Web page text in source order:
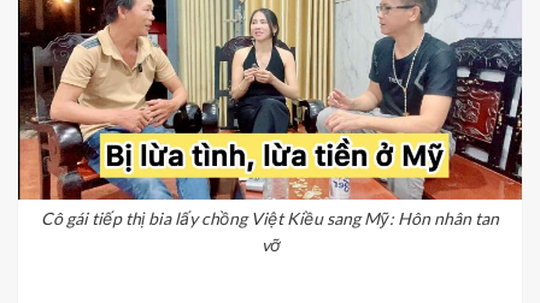
Cô gái tiếp thị bia lấy chồng Việt Kiều sang Mỹ: Hôn nhân tan
vỡ